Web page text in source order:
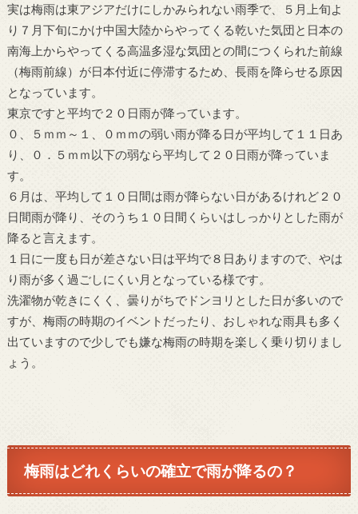
実は梅雨は東アジアだけにしかみられない雨季で、５月上旬よ
り７月下旬にかけ中国大陸からやってくる乾いた気団と日本の
南海上からやってくる高温多湿な気団との間につくられた前線
（梅雨前線）が日本付近に停滞するため、長雨を降らせる原因
となっています。
東京ですと平均で２０日雨が降っています。
０、５ｍｍ～１、０ｍｍの弱い雨が降る日が平均して１１日あ
り、０．５ｍｍ以下の弱なら平均して２０日雨が降っていま
す。
６月は、平均して１０日間は雨が降らない日があるけれど２０
日間雨が降り、そのうち１０日間くらいはしっかりとした雨が
降ると言えます。
１日に一度も日が差さない日は平均で８日ありますので、やは
り雨が多く過ごしにくい月となっている様です。
洗濯物が乾きにくく、曇りがちでドンヨリとした日が多いので
すが、梅雨の時期のイベントだったり、おしゃれな雨具も多く
出ていますので少しでも嫌な梅雨の時期を楽しく乗り切りまし
ょう。
梅雨はどれくらいの確立で雨が降るの？